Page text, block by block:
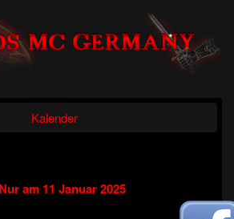
Kalender
am 11 Januar 2025